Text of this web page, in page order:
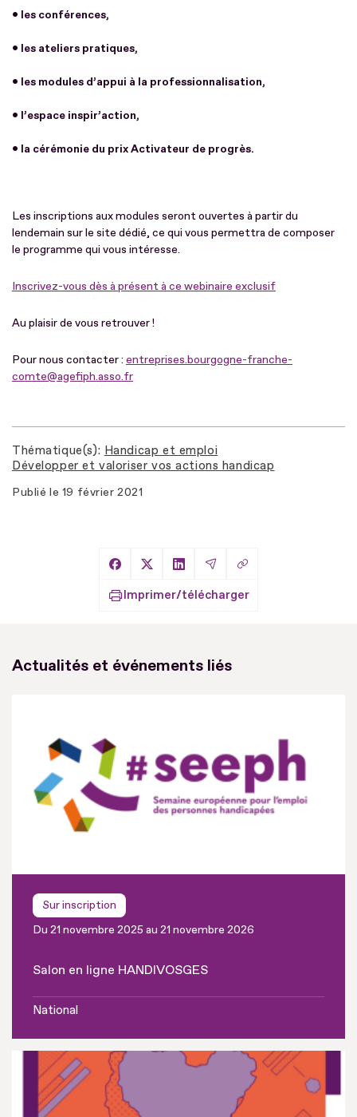
• les conférences,
• les ateliers pratiques,
• les modules d’appui à la professionnalisation,
• l’espace inspir’action,
• la cérémonie du prix Activateur de progrès.
Les inscriptions aux modules seront ouvertes à partir du
lendemain sur le site dédié, ce qui vous permettra de composer
le programme qui vous intéresse.
Inscrivez-vous dès à présent à ce webinaire exclusif
Au plaisir de vous retrouver !
Pour nous contacter : entreprises.bourgogne-franche-
comte@agefiph.asso.fr
Thématique(s) Handicap et emploi
Développer et valoriser vos actions handicap
Publié le 19 février 2021
Partager sur Facebook
Partager sur X
Partager sur LinkedIn
Partager par Email
Copier le lien
Imprimer/télécharger
Actualités et événements liés
Sur inscription
Du 21 novembre 2025 au 21 novembre 2026
Salon en ligne HANDIVOSGES
National